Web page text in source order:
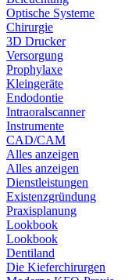
Optische Systeme
Chirurgie
3D Drucker
Versorgung
Prophylaxe
Kleingeräte
Endodontie
Intraoralscanner
Instrumente
CAD/CAM
Alles anzeigen
Alles anzeigen
Dienstleistungen
Existenzgründung
Praxisplanung
Lookbook
Lookbook
Dentiland
Die Kieferchirurgen